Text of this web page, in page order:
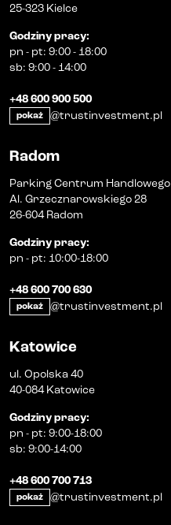
25-323 Kielce
Godziny pracy:
pn - pt: 9:00 - 18:00
sb: 9:00 - 14:00
+48 600 900 500
pokaż @trustinvestment.pl
Radom
Parking Centrum Handlowego
Al. Grzecznarowskiego 28
26-604 Radom
Godziny pracy:
pn - pt: 10:00-18:00
+48 600 700 630
pokaż @trustinvestment.pl
Katowice
ul. Opolska 40
40-084 Katowice
Godziny pracy:
pn - pt: 9:00-18:00
sb: 9:00-14:00
+48 600 700 713
pokaż @trustinvestment.pl